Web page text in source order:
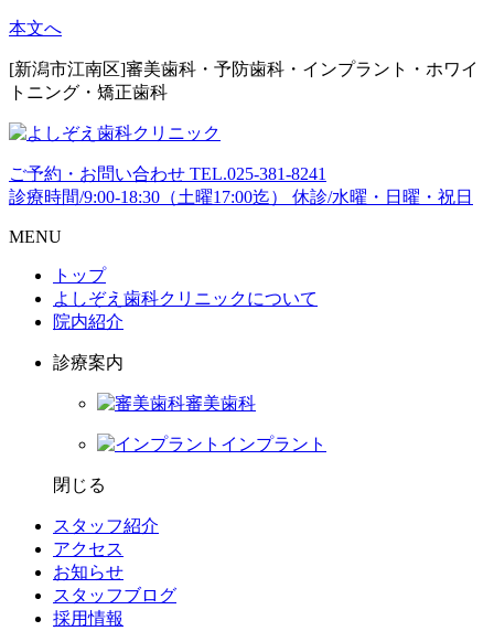
本文へ
[新潟市江南区]審美歯科・予防歯科・インプラント・ホワイ
トニング・矯正歯科
ご予約・お問い合わせ TEL.025-381-8241
診療時間/9:00-18:30（土曜17:00迄）
休診/水曜・日曜・祝日
MENU
トップ
よしぞえ歯科クリニックについて
院内紹介
診療案内
審美歯科
インプラント
閉じる
スタッフ紹介
アクセス
お知らせ
スタッフブログ
採用情報